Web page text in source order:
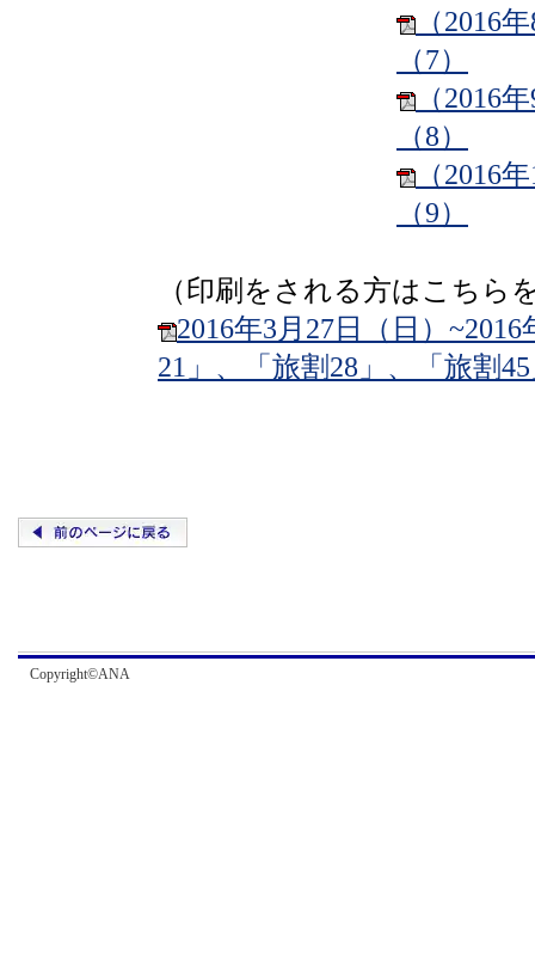
（2016
（7）
（2016
（8）
（2016
（9）
（印刷をされる方はこちら
2016年3月27日（日）
21」、「旅割28」、「旅割
Copyright©ANA